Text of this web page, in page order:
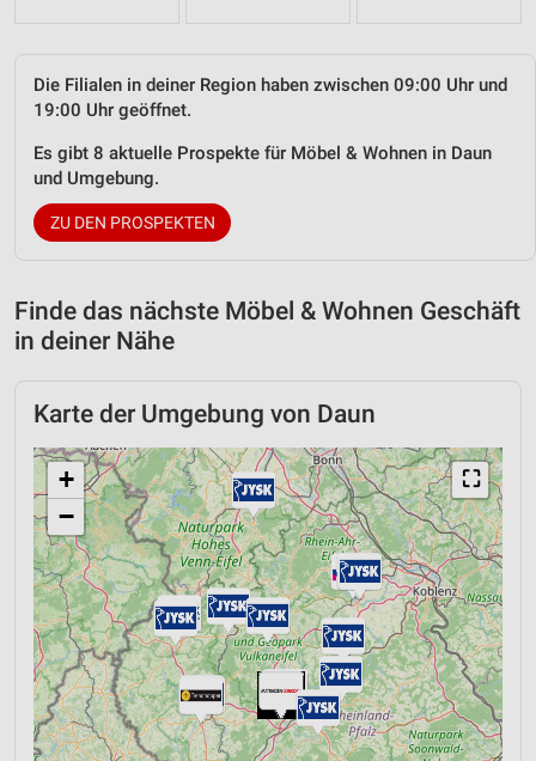
Die Filialen in deiner Region haben zwischen 09:00 Uhr und
19:00 Uhr geöffnet.
Es gibt 8 aktuelle Prospekte für Möbel & Wohnen in Daun
und Umgebung.
ZU DEN PROSPEKTEN
Finde das nächste Möbel & Wohnen Geschäft
in deiner Nähe
Karte der Umgebung von Daun
⛶
+
−